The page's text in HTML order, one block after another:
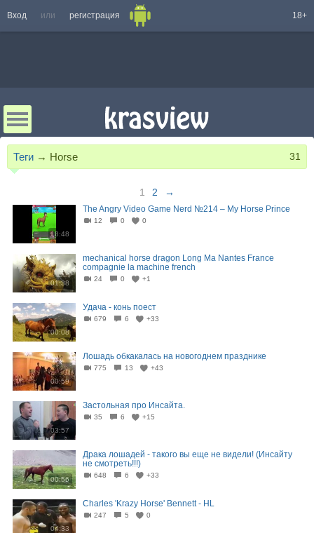
Вход или регистрация 18+
Теги → Horse 31
1 2 →
18:48
The Angry Video Game Nerd №214 – My Horse Prince
12 0 0
01:38
mechanical horse dragon Long Ma Nantes France
compagnie la machine french
24 0 +1
00:08
Удача - конь поест
679 6 +33
00:59
Лошадь обкакалась на новогоднем празднике
775 13 +43
03:57
Застольная про Инсайта.
35 6 +15
00:56
Драка лошадей - такого вы еще не видели! (Инсайту
не смотреть!!!)
648 6 +33
04:33
Charles 'Krazy Horse' Bennett - HL
247 5 0